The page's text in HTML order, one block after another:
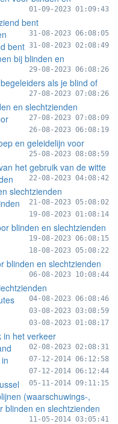
01-09-2023 01:09:43
bent
31-08-2023 06:08:05
bent 31-08-2023 02:08:49
bij blinden en
29-08-2023 06:08:26
als je blind of
27-08-2023 07:08:26
en slechtzienden
27-08-2023 07:08:09
26-08-2023 06:08:19
en geleidelijn voor
25-08-2023 08:08:59
het gebruik van de witte
22-08-2023 04:08:42
slechtzienden
21-08-2023 05:08:02
19-08-2023 01:08:14
blinden en slechtzienden
19-08-2023 06:08:15
18-08-2023 05:08:22
blinden en slechtzienden
06-08-2023 10:08:44
04-08-2023 06:08:46
03-08-2023 03:08:59
03-08-2023 01:08:17
in het verkeer
02-08-2023 02:08:31
07-12-2014 06:12:58
07-12-2014 06:12:44
05-11-2014 09:11:15
(waarschuwings-,
blinden en slechtzienden
11-05-2014 03:05:41